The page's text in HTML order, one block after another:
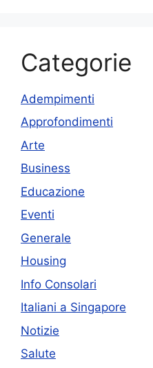
Categorie
Adempimenti
Approfondimenti
Arte
Business
Educazione
Eventi
Generale
Housing
Info Consolari
Italiani a Singapore
Notizie
Salute